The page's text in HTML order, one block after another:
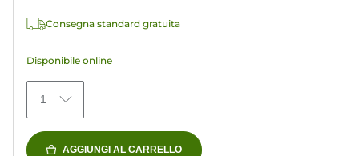
152Consegna standard gratuita
Disponibile online
1
AGGIUNGI AL CARRELLO